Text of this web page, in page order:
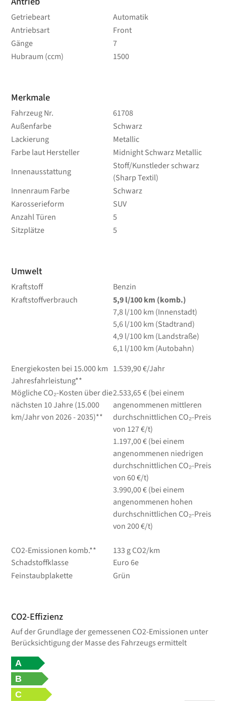
Getriebeart
Automatik
Antriebsart
Front
Gänge
7
Hubraum (ccm)
1500
Merkmale
Fahrzeug Nr.
61708
Außenfarbe
Schwarz
Lackierung
Metallic
Farbe laut Hersteller
Midnight Schwarz Metallic
Innenausstattung
Stoff/Kunstleder schwarz
(Sharp Textil)
Innenraum Farbe
Schwarz
Karosserieform
SUV
Anzahl Türen
5
Sitzplätze
5
Umwelt
Kraftstoff
Benzin
Kraftstoffverbrauch
5,9l/100 km (komb.)
7,8l/100 km (Innenstadt)
5,6l/100 km (Stadtrand)
4,9l/100 km (Landstraße)
6,1 l/100 km (Autobahn)
Energiekosten bei 15.000 km
Jahresfahrleistung**
1.539,90 €/Jahr
Mögliche CO₂-Kosten über die
nächsten 10 Jahre (15.000
km/Jahr von 2026 - 2035)**
2.533,65 € (bei einem
angenommenen mittleren
durchschnittlichen CO₂-Preis
von 127 €/t)
1.197,00 € (bei einem
angenommenen niedrigen
durchschnittlichen CO₂-Preis
von 60 €/t)
3.990,00 € (bei einem
angenommenen hohen
durchschnittlichen CO₂-Preis
von 200 €/t)
CO2-Emissionen komb.**
133 g CO2/km
Schadstoffklasse
Euro 6e
Feinstaubplakette
Grün
CO2-Effizienz
Auf der Grundlage der gemessenen CO2-Emissionen unter
Berücksichtigung der Masse des Fahrzeugs ermittelt
A
B
C